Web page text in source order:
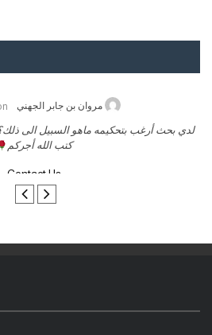
حامد الزريقي on
السلام عليكم ورحمة الله وبركاتة